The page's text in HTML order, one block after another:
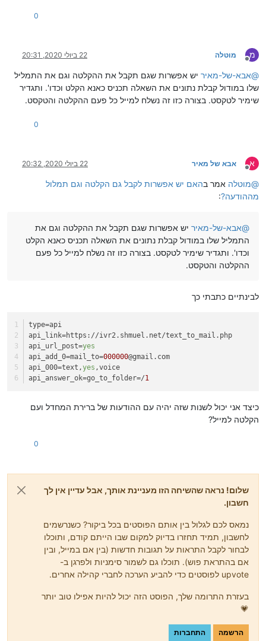
0
מ
מנותק
מוטלה 22 ביולי 2020, 20:31
@אבא-של-מאיר יש אפשרות שגם תקבל את ההקלטה וגם את התמליל
שלו במודול קבלת נתונים את השאלה תכניס כאנא הקלט וכדו'. ותגדיר
שימיר לטקסט. בצורה כזו זה נשלח למייל כל פעם ההקלטה והטקסט.
0
א
מנותק
אבא של מאיר 22 ביולי 2020, 20:32
@מוטלה אמר בהאם יש אפשרות לקבל גם הקלטה וגם תמלול
מההודעה?:
@אבא-של-מאיר יש אפשרות שגם תקבל את ההקלטה וגם את
התמליל שלו במודול קבלת נתונים את השאלה תכניס כאנא הקלט
וכדו'. ותגדיר שימיר לטקסט. בצורה כזו זה נשלח למייל כל פעם
ההקלטה והטקסט.
לבינתיים כתבתי כך
type=api
api_link=https://ivr2.shmuel.net/text_to_mail.php
api_url_post=yes
api_add_0=mail_to=000000@gmail.com
api_000=text,yes ,voice
api_answer_ok=go_to_folder=/1
כיצד אני יכול לשנות שזה יהיה עם ההודעות של ברירת המחדל ועם
הקלטה למייל?
0
שלום! נראה שהשיחה הזו מעניינת אותך, אבל עדיין אין לך
חשבון.
נמאס לכם לגלול בין אותם הפוסטים בכל ביקור? כשנרשמים
לחשבון, תמיד תחזרו בדיוק למקום שבו הייתם קודם, ותוכלו
לבחור לקבל התראות על תגובות חדשות (בין אם במייל, ובין
אם בהתראת פוש). תוכלו גם לשמור סימניות ולפרגן ב-
upvote לפוסטים כדי להביע הערכה לחברי קהילה אחרים.
בעזרת התרומה שלך, הפוסט הזה יכול להיות אפילו טוב יותר
💗
הרשמה התחברות